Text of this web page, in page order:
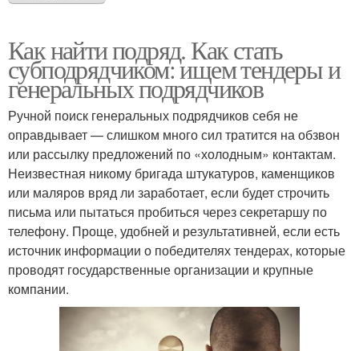
Как найти подряд. Как стать
субподрядчиком: ищем тендеры и
генеральных подрядчиков
Ручной поиск генеральных подрядчиков себя не
оправдывает — слишком много сил тратится на обзвон
или рассылку предложений по «холодным» контактам.
Неизвестная никому бригада штукатуров, каменщиков
или маляров вряд ли заработает, если будет строчить
письма или пытаться пробиться через секретаршу по
телефону. Проще, удобней и результативней, если есть
источник информации о победителях тендерах, которые
проводят государственные организации и крупные
компании.